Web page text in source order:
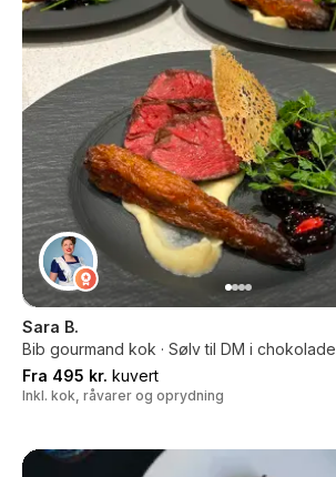
Sara B.
Bib gourmand kok · Sølv til DM i chokolade
Fra 495 kr. kuvert
Inkl. kok, råvarer og oprydning